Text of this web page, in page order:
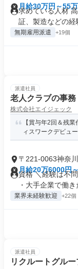
月給30万円～55
求めている人材
証、製造などの経
無期雇用派遣 +19個
派遣社員
老人クラブの事務
株式会社エイジェック
【賞与年2回＆残
ィスワークデビュー
〒221-0063神奈
月給20万6000円
資格 ＼経験は不
・大手企業で働き
業界未経験歓迎 +22個
派遣社員
リクルートグル